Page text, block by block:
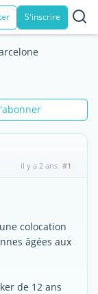
S'inscrire
il y a 2 ans #1
colocation
âgées aux
de 12 ans